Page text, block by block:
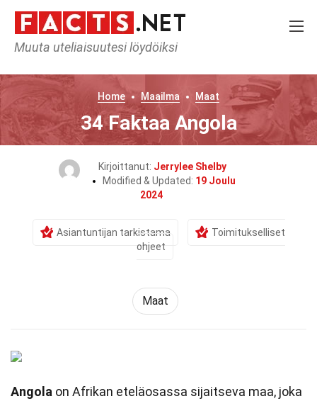
Muuta uteliaisuutesi löydöiksi
Home Maailma Maat
34 Faktaa Angola
Kirjoittanut: Jerrylee Shelby
Modified & Updated: 19 Joulu
2024
Asiantuntijan tarkistama
Toimitukselliset
ohjeet
Maat
Angola on Afrikan eteläosassa sijaitseva maa, joka